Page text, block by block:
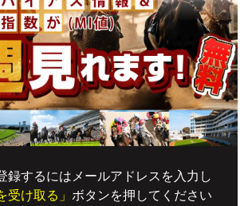
録するにはメールアドレスを入力し
受け取る」 ボタンを押してください